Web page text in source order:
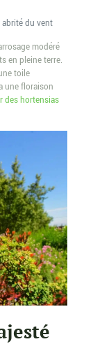
du vent
modéré
en pleine terre.
toile
une floraison
des hortensias